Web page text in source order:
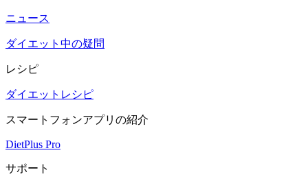
ニュース
ダイエット中の疑問
レシピ
ダイエットレシピ
スマートフォンアプリの紹介
DietPlus Pro
サポート